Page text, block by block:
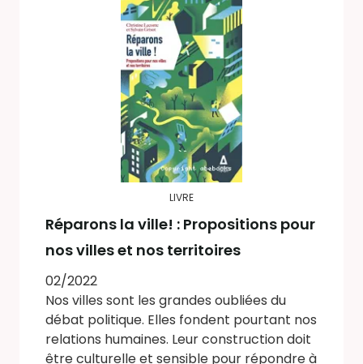
LIVRE
Réparons la ville! : Propositions pour
nos villes et nos territoires
02/2022
Nos villes sont les grandes oubliées du
débat politique. Elles fondent pourtant nos
relations humaines. Leur construction doit
être culturelle et sensible pour répondre à